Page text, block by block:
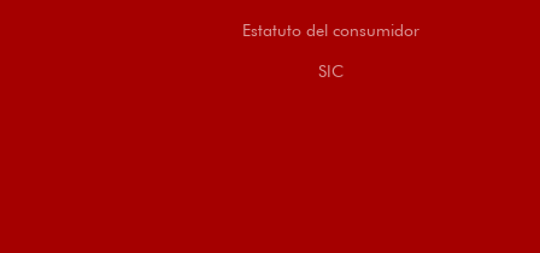
Estatuto del consumidor
SIC